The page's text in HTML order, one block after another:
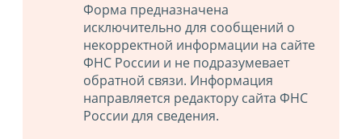
Форма предназначена
исключительно для сообщений о
некорректной информации на сайте
ФНС России и не подразумевает
обратной связи. Информация
направляется редактору сайта ФНС
России для сведения.